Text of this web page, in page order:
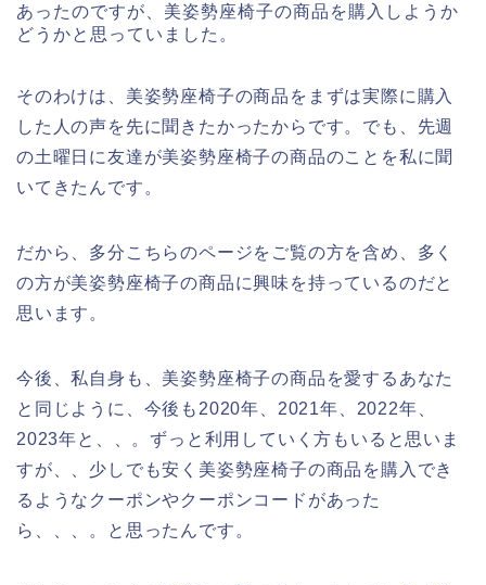
あったのですが、美姿勢座椅子の商品を購入しようか
どうかと思っていました。
そのわけは、美姿勢座椅子の商品をまずは実際に購入
した人の声を先に聞きたかったからです。でも、先週
の土曜日に友達が美姿勢座椅子の商品のことを私に聞
いてきたんです。
だから、多分こちらのページをご覧の方を含め、多く
の方が美姿勢座椅子の商品に興味を持っているのだと
思います。
今後、私自身も、美姿勢座椅子の商品を愛するあなた
と同じように、今後も2020年、2021年、2022年、
2023年と、、。ずっと利用していく方もいると思いま
すが、、少しでも安く美姿勢座椅子の商品を購入でき
るようなクーポンやクーポンコードがあった
ら、、、。と思ったんです。